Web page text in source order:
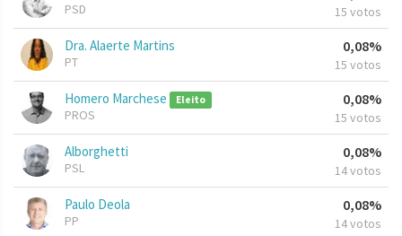
PSD 15 votos
Dra. Alaerte Martins
PT
0,08%
15 votos
Homero Marchese Eleito
PROS
0,08%
15 votos
Alborghetti
PSL
0,08%
14 votos
Paulo Deola
PP
0,08%
14 votos